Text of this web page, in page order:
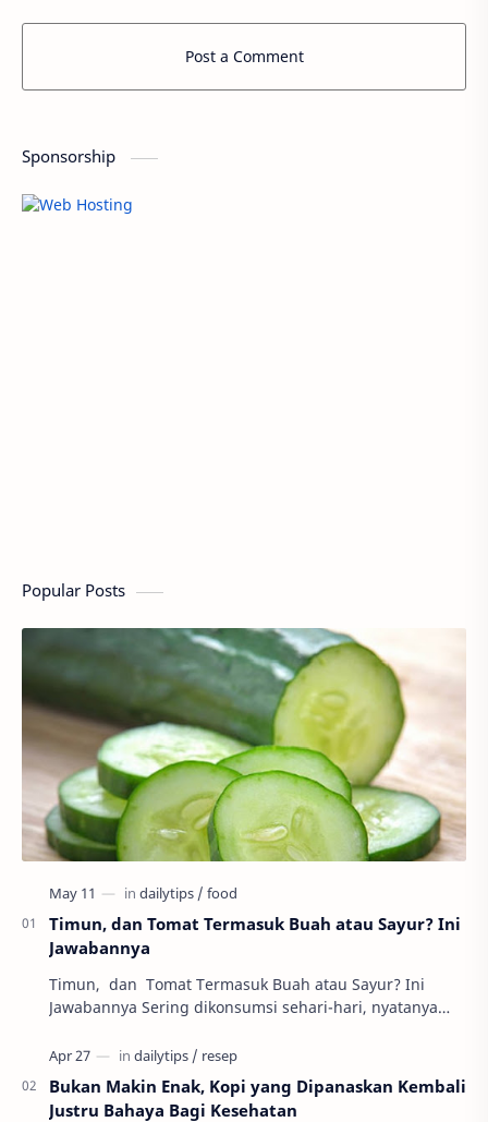
Post a Comment
Sponsorship
Popular Posts
Timun, dan Tomat Termasuk Buah atau Sayur? Ini
Jawabannya
Timun, dan Tomat Termasuk Buah atau Sayur? Ini
Jawabannya Sering dikonsumsi sehari-hari, nyatanya
Bukan Makin Enak, Kopi yang Dipanaskan Kembali
Justru Bahaya Bagi Kesehatan